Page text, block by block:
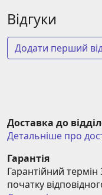
Відгуки
Додати перший
Доставка до
Детальніше про
Гарантія
Гарантійний
початку